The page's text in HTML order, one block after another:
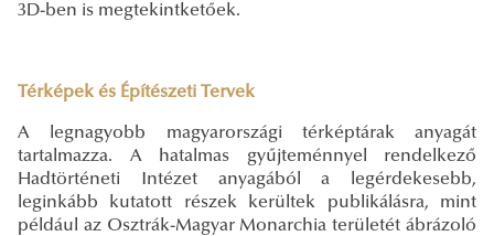
3D-ben is megtekintketőek.
T érképek és Építészeti Tervek
A legnagyobb magyarországi térképtárak anyagát
tartalmazza. A hatalmas gyűjteménnyel rendelkező
Hadtörténeti Intézet anyagából a legérdekesebb,
leginkább kutatott részek kerültek publikálásra, mint
például az Osztrák-Magyar Monarchia területét ábrázoló